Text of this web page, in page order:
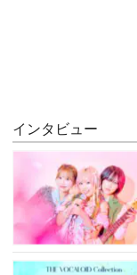
インタビュー